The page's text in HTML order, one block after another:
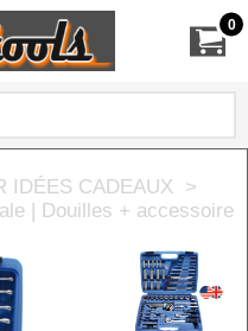
0
IDÉES CADEAUX >
| Douilles +